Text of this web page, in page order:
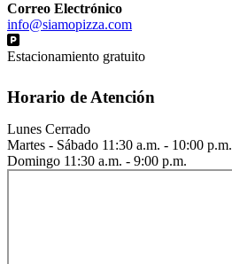
Correo Electrónico
info@siamopizza.com
Estacionamiento gratuito
Horario de Atención
Lunes Cerrado
Martes - Sábado 11:30 a.m. - 10:00 p.m.
Domingo 11:30 a.m. - 9:00 p.m.